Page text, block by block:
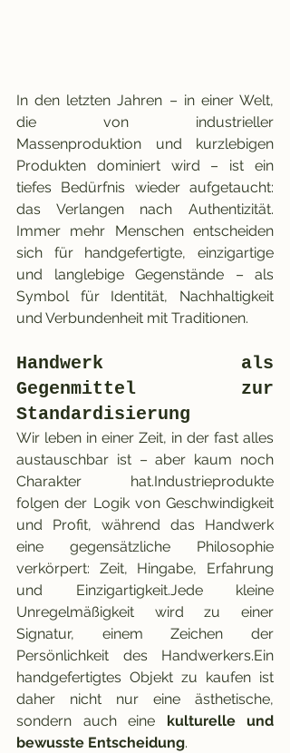
In den letzten Jahren – in einer Welt,
die von industrieller
Massenproduktion und kurzlebigen
Produkten dominiert wird – ist ein
tiefes Bedürfnis wieder aufgetaucht:
das Verlangen nach Authentizität.
Immer mehr Menschen entscheiden
sich für handgefertigte, einzigartige
und langlebige Gegenstände – als
Symbol für Identität, Nachhaltigkeit
und Verbundenheit mit Traditionen.
Handwerk als
Gegenmittel zur
Standardisierung
Wir leben in einer Zeit, in der fast alles
austauschbar ist – aber kaum noch
Charakter hat.Industrieprodukte
folgen der Logik von Geschwindigkeit
und Profit, während das Handwerk
eine gegensätzliche Philosophie
verkörpert: Zeit, Hingabe, Erfahrung
und Einzigartigkeit.Jede kleine
Unregelmäßigkeit wird zu einer
Signatur, einem Zeichen der
Persönlichkeit des Handwerkers.Ein
handgefertigtes Objekt zu kaufen ist
daher nicht nur eine ästhetische,
sondern auch eine kulturelle und
bewusste Entscheidung.